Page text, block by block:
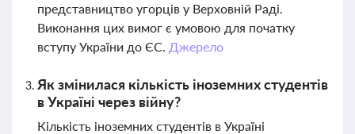
представництво угорців у Верховній Раді.
Виконання цих вимог є умовою для початку
вступу України до ЄС. Джерело
Як змінилася кількість іноземних студентів
в Україні через війну?
Кількість іноземних студентів в Україні